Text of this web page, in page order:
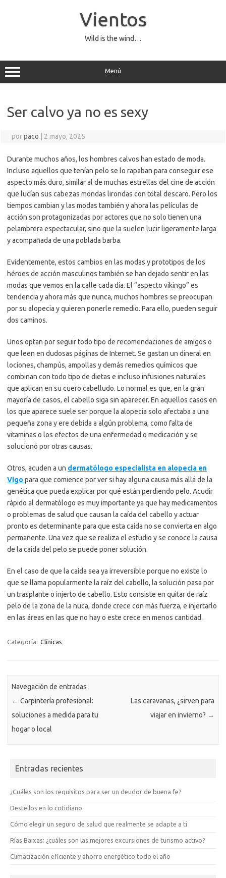
Vientos
Wild is the wind…
Menú
Ser calvo ya no es sexy
porpaco 2 mayo, 2025
Durante muchos años, los hombres calvos han estado de moda.
Incluso aquellos que tenían pelo se lo rapaban para conseguir ese
aspecto más duro, similar al de muchas estrellas del cine de acción
que lucían sus cabezas mondas lirondas con total descaro. Pero los
tiempos cambian y las modas también y ahora las películas de
acción son protagonizadas por actores que no solo tienen una
pelambrera espectacular, sino que la suelen lucir ligeramente larga
y acompañada de una poblada barba.
Evidentemente, estos cambios en las modas y prototipos de los
héroes de acción masculinos también se han dejado sentir en las
modas que vemos en la calle cada día. El “aspecto vikingo” es
tendencia y ahora más que nunca, muchos hombres se preocupan
por su alopecia y quieren ponerle remedio. Para ello, pueden seguir
dos caminos.
Unos optan por seguir todo tipo de recomendaciones de amigos o
que leen en dudosas páginas de Internet. Se gastan un dineral en
lociones, champús, ampollas y demás remedios químicos que
combinan con todo tipo de dietas e incluso infusiones naturales
que aplican en su cuero cabelludo. Lo normal es que, en la gran
mayoría de casos, el cabello siga sin aparecer. En aquellos casos en
los que aparece suele ser porque la alopecia solo afectaba a una
pequeña zona y ere debida a algún problema, como falta de
vitaminas o los efectos de una enfermedad o medicación y se
solucionó por otras causas.
Otros, acuden a un dermatólogo especialista en alopecia en
Vigo para que comience por ver si hay alguna causa más allá de la
genética que pueda explicar por qué están perdiendo pelo. Acudir
rápido al dermatólogo es muy importante ya que hay medicamentos
o problemas de salud que causan la caída del cabello y actuar
pronto es determinante para que esta caída no se convierta en algo
permanente. Una vez que se realiza el estudio y se conoce la causa
de la caída del pelo se puede poner solución.
En el caso de que la caída sea ya irreversible porque no existe lo
que se llama popularmente la raíz del cabello, la solución pasa por
un trasplante o injerto de cabello. Esto consiste en quitar de raíz
pelo de la zona de la nuca, donde crece con más fuerza, e injertarlo
en las áreas en las que no hay o este crece en menos cantidad.
Categoría: Clínicas
Navegación de entradas
← Carpintería profesional:
soluciones a medida para tu
hogar o local
Las caravanas, ¿sirven para
viajar en invierno? →
Entradas recientes
¿Cuáles son los requisitos para ser un deudor de buena fe?
Destellos en lo cotidiano
Cómo elegir un seguro de salud que realmente se adapte a ti
Rías Baixas: ¿cuáles son las mejores excursiones de turismo activo?
Climatización eficiente y ahorro energético todo el año